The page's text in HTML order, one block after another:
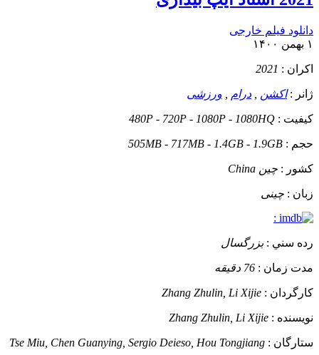
دانلود فیلم خارجی
۱ بهمن ۱۴۰۰
اکران : 2021
ژانر :اکشن درام ورزشی
کيفيت : 480P - 720P - 1080P - 1080HQ
حجم : 505MB - 717MB - 1.4GB - 1.9GB
کشور : چین China
زبان : چینی
:
رده سني :بزرگسال
مدت زمان : 76 دقیقه
کارگردان : Zhang Zhulin, Li Xijie
نويسنده : Zhang Zhulin, Li Xijie
ستارگان : Tse Miu, Chen Guanying, Sergio Deieso, Hou Tongjiang